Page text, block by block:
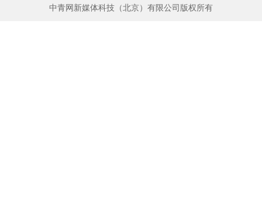
中青网新媒体科技（北京）有限公司版权所有